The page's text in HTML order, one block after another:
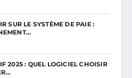
SUR LE SYSTÈME DE PAIE :
2025 : QUEL LOGICIEL CHOISIR